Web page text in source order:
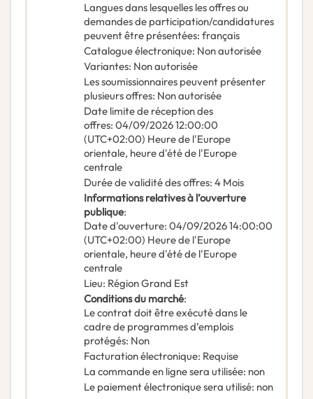
Langues dans lesquelles les offres ou
demandes de participation/candidatures
peuvent être présentées: français
Catalogue électronique: Non autorisée
Variantes: Non autorisée
Les soumissionnaires peuvent présenter
plusieurs offres: Non autorisée
Date limite de réception des
offres: 04/09/202612:00:00
(UTC+02:00) Heure de l'Europe
orientale, heure d'été de l'Europe
centrale
Durée de validité des offres: 4 Mois
Informations relatives à l’ouverture
publique:
Date d'ouverture: 04/09/202614:00:00
(UTC+02:00) Heure de l'Europe
orientale, heure d'été de l'Europe
centrale
Lieu: Région Grand Est
Conditions du marché:
Le contrat doit être exécuté dans le
cadre de programmes d’emplois
protégés: Non
Facturation électronique: Requise
La commande en ligne sera utilisée: non
Le paiement électronique sera utilisé: non